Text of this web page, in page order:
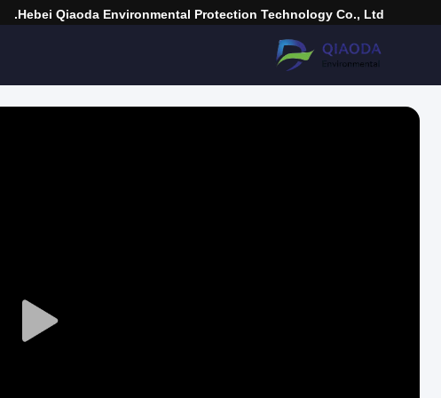
Hebei Qiaoda Environmental Protection Technology Co., Ltd.
Play